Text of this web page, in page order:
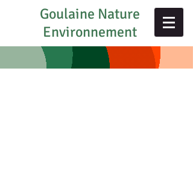
Goulaine Nature
Environnement